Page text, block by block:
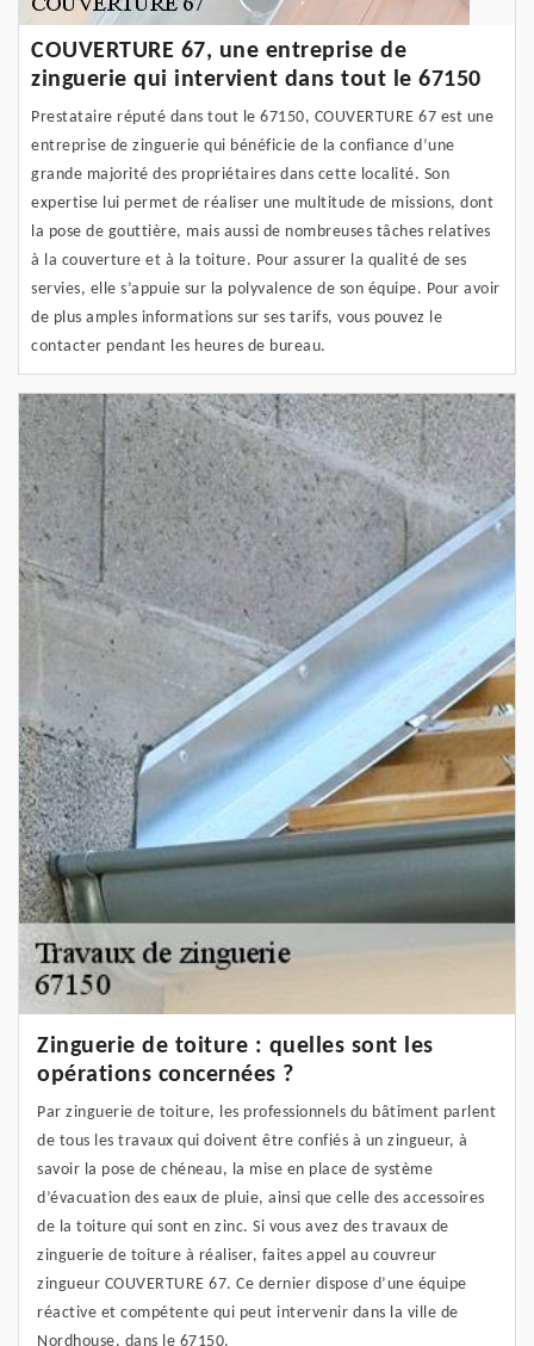
COUVERTURE 67, une entreprise de
zinguerie qui intervient dans tout le 67150
Prestataire réputé dans tout le 67150, COUVERTURE 67 est une
entreprise de zinguerie qui bénéficie de la confiance d’une
grande majorité des propriétaires dans cette localité. Son
expertise lui permet de réaliser une multitude de missions, dont
la pose de gouttière, mais aussi de nombreuses tâches relatives
à la couverture et à la toiture. Pour assurer la qualité de ses
servies, elle s’appuie sur la polyvalence de son équipe. Pour avoir
de plus amples informations sur ses tarifs, vous pouvez le
contacter pendant les heures de bureau.
Zinguerie de toiture : quelles sont les
opérations concernées ?
Par zinguerie de toiture, les professionnels du bâtiment parlent
de tous les travaux qui doivent être confiés à un zingueur, à
savoir la pose de chéneau, la mise en place de système
d’évacuation des eaux de pluie, ainsi que celle des accessoires
de la toiture qui sont en zinc. Si vous avez des travaux de
zinguerie de toiture à réaliser, faites appel au couvreur
zingueur COUVERTURE 67. Ce dernier dispose d’une équipe
réactive et compétente qui peut intervenir dans la ville de
Nordhouse, dans le 67150.